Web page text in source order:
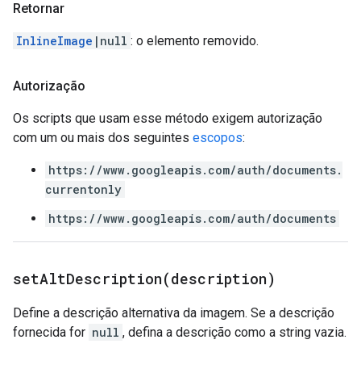
Retornar
InlineImage |null : o elemento removido.
Autorização
Os scripts que usam esse método exigem autorização
com um ou mais dos seguintes escopos:
https://www.googleapis.com/auth/documents.
currentonly
https://www.googleapis.com/auth/documents
setAltDescription(description)
Define a descrição alternativa da imagem. Se a descrição
fornecida for null , defina a descrição como a string vazia.